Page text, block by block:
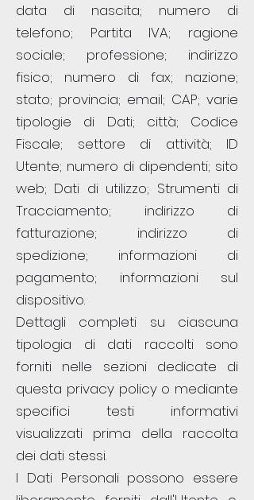
data di nascita; numero di
telefono; Partita IVA; ragione
sociale; professione; indirizzo
fisico; numero di fax; nazione;
stato; provincia; email; CAP; varie
tipologie di Dati; città; Codice
Fiscale; settore di attività; ID
Utente; numero di dipendenti; sito
web; Dati di utilizzo; Strumenti di
Tracciamento; indirizzo di
fatturazione; indirizzo di
spedizione; informazioni di
pagamento; informazioni sul
dispositivo.
Dettagli completi su ciascuna
tipologia di dati raccolti sono
forniti nelle sezioni dedicate di
questa privacy policy o mediante
specifici testi informativi
visualizzati prima della raccolta
dei dati stessi.
I Dati Personali possono essere